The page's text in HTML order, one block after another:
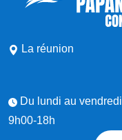
La réunion
Du lundi au vendredi
9h00-18h